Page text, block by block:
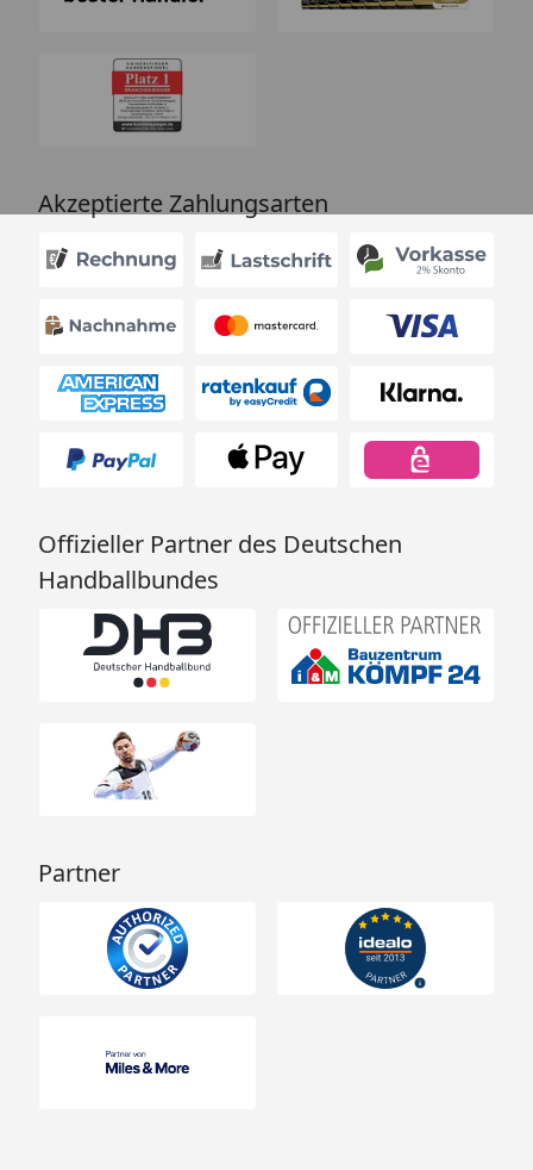
Akzeptierte Zahlungsarten
Offizieller Partner des Deutschen
Handballbundes
Partner